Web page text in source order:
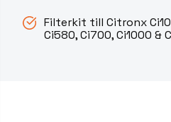
Filterkit till Citronx
Ci580, Ci700, Ci1000 &